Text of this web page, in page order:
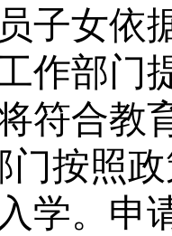
子女依
作部门
符合教
门按照
学。申